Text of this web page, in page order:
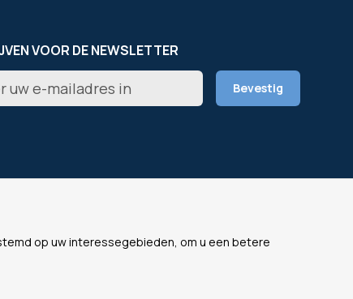
op uw interessegebieden, om u een betere
VOOR DE NEWSLETTER
Bevestig
OfficeEasy France